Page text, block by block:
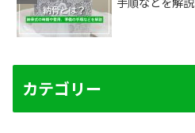
カテゴリー